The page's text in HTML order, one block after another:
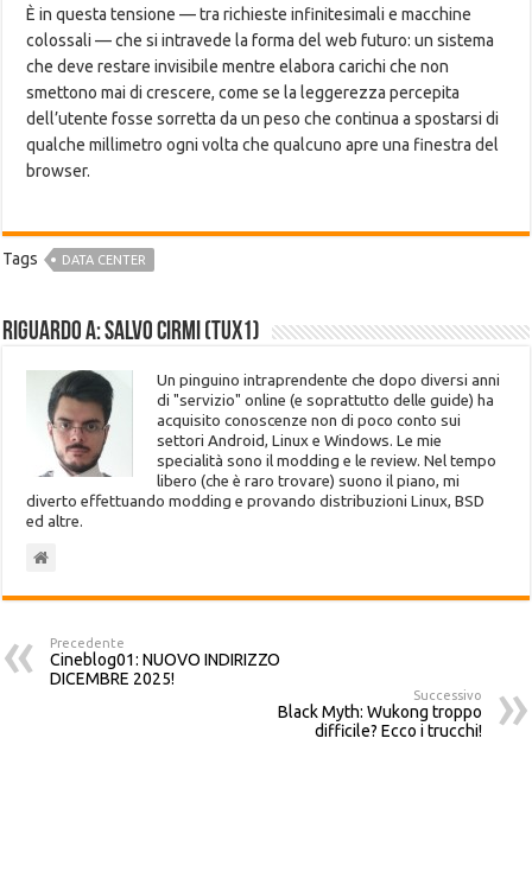
È in questa tensione — tra richieste infinitesimali e macchine
colossali — che si intravede la forma del web futuro: un sistema
che deve restare invisibile mentre elabora carichi che non
smettono mai di crescere, come se la leggerezza percepita
dell’utente fosse sorretta da un peso che continua a spostarsi di
qualche millimetro ogni volta che qualcuno apre una finestra del
browser.
Tags DATA CENTER
Riguardo a: Salvo Cirmi (Tux1)
Un pinguino intraprendente che dopo diversi anni
di "servizio" online (e soprattutto delle guide) ha
acquisito conoscenze non di poco conto sui
settori Android, Linux e Windows. Le mie
specialità sono il modding e le review. Nel tempo
libero (che è raro trovare) suono il piano, mi
diverto effettuando modding e provando distribuzioni Linux, BSD
ed altre.
Precedente
Cineblog01: NUOVO INDIRIZZO
DICEMBRE 2025!
Successivo
Black Myth: Wukong troppo
difficile? Ecco i trucchi!